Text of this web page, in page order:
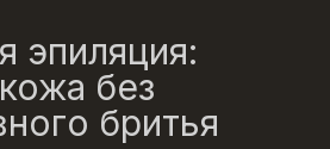
эпиляция:
без
бритья